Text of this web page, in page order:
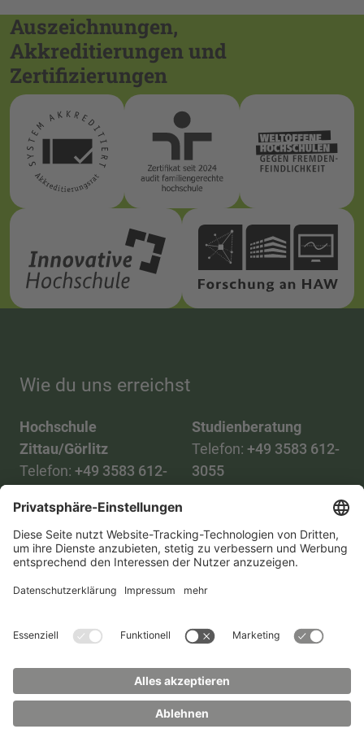
Auszeichnungen,
Akkreditierungen und
Zertifizierungen
Wie du uns erreichst
Hochschule
Zittau/Görlitz
Telefon: +49 3583 612-
Mail:info(at)hszg.de
Studienberatung
Telefon: +49 3583 612-
3055
Mail:
stud.info(at)hszg.de
TransparenzgesetzKontakt Lageplan
ImpressumBarrierefreiheitPresse